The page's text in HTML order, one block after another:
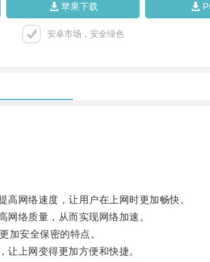
苹果下载
安卓市场，安全绿色
网络速度，让用户在上网时更加畅快。
络质量，从而实现网络加速。
安全保密的特点。
上网变得更加方便和快捷。